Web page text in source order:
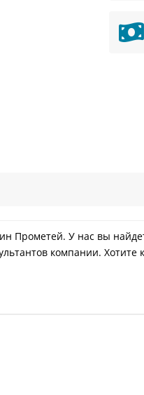
Прометей. У нас вы
компании. Хотите